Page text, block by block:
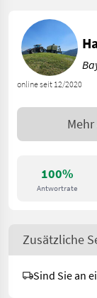
100%
Antwortrate
online seit 12/2020
Zusätzliche
Sind Sie an